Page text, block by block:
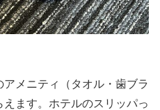
メニティ（タオル・歯ブラ
ます。ホテルのスリッパっ